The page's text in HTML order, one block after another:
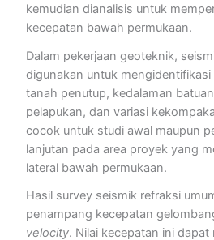
kemudian dianalisis untuk
kecepatan bawah permukaan.
Dalam pekerjaan geoteknik,
digunakan untuk mengidentifikasi
tanah penutup, kedalaman
pelapukan, dan variasi
cocok untuk studi awal maupun
lanjutan pada area proyek yang
lateral bawah permukaan.
Hasil survey seismik refraksi
penampang kecepatan
velocity. Nilai kecepatan ini dapat